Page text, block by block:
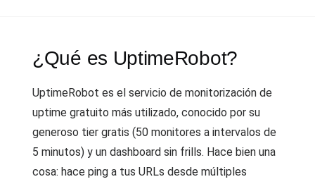
¿Qué es UptimeRobot?
UptimeRobot es el servicio de monitorización de
uptime gratuito más utilizado, conocido por su
generoso tier gratis (50 monitores a intervalos de
5 minutos) y un dashboard sin frills. Hace bien una
cosa: hace ping a tus URLs desde múltiples